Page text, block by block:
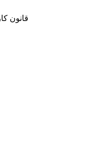
قانون